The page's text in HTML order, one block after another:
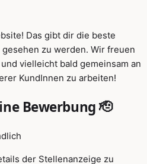
Das gibt dir die beste
zu werden. Wir freuen
vielleicht bald gemeinsam an
KundInnen zu arbeiten!
Bewerbung 🫡
der Stellenanzeige zu